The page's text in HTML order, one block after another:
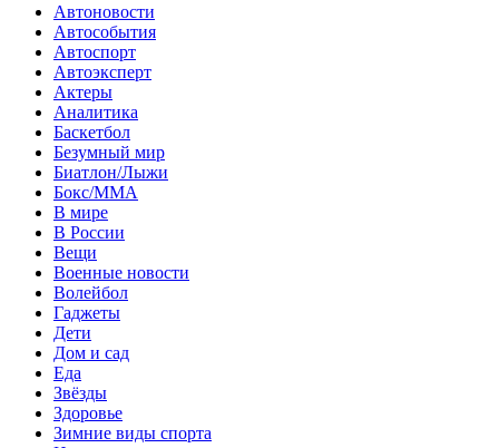
Автоновости
Автособытия
Автоспорт
Автоэксперт
Актеры
Аналитика
Баскетбол
Безумный мир
Биатлон/Лыжи
Бокс/MMA
В мире
В России
Вещи
Военные новости
Волейбол
Гаджеты
Дети
Дом и сад
Еда
Звёзды
Здоровье
Зимние виды спорта